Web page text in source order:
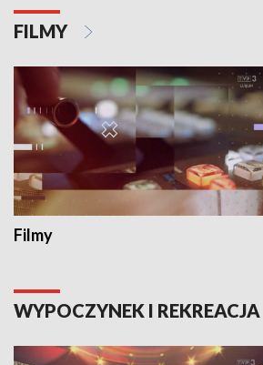
FILMY
Filmy
WYPOCZYNEK I REKREACJA